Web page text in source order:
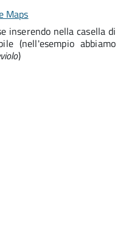
Maps
inserendo nella casella di
(nell'esempio abbiamo
)